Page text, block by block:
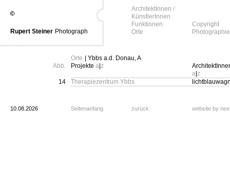
Rupert Steiner Photograph
ArchitektInnen /
KünstlerInnen
Funktionen
Orte
Copyright
Photographie
Orte
| Ybbs a.d. Donau, A
Abb.
Projekte a z
a z
14
Therapiezentrum Ybbs
10.08.2026 Seitenanfang zurück website by